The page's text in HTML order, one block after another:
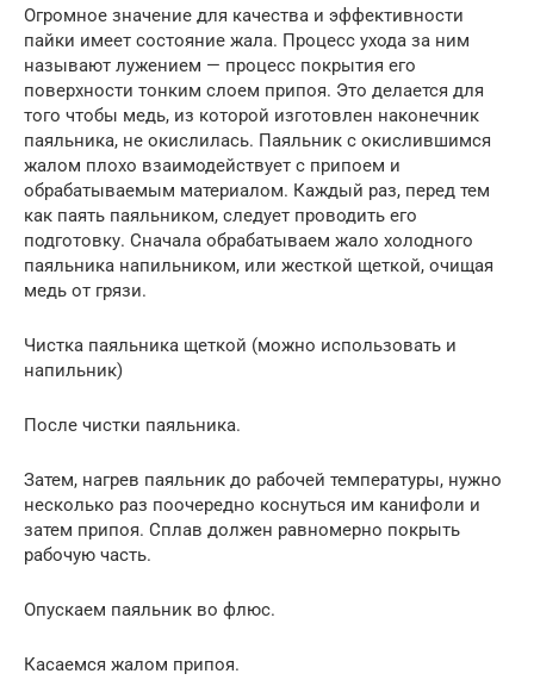
Огромное значение для качества и эффективности
пайки имеет состояние жала. Процесс ухода за ним
называют лужением — процесс покрытия его
поверхности тонким слоем припоя. Это делается для
того чтобы медь, из которой изготовлен наконечник
паяльника, не окислилась. Паяльник с окислившимся
жалом плохо взаимодействует с припоем и
обрабатываемым материалом. Каждый раз, перед тем
как паять паяльником, следует проводить его
подготовку. Сначала обрабатываем жало холодного
паяльника напильником, или жесткой щеткой, очищая
медь от грязи.
Чистка паяльника щеткой (можно использовать и
напильник)
После чистки паяльника.
Затем, нагрев паяльник до рабочей температуры, нужно
несколько раз поочередно коснуться им канифоли и
затем припоя. Сплав должен равномерно покрыть
рабочую часть.
Опускаем паяльник во флюс.
Касаемся жалом припоя.